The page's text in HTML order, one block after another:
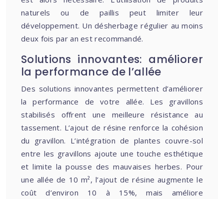
naturels ou de paillis peut limiter leur
développement. Un désherbage régulier au moins
deux fois par an est recommandé.
Solutions innovantes: améliorer
la performance de l’allée
Des solutions innovantes permettent d’améliorer
la performance de votre allée. Les gravillons
stabilisés offrent une meilleure résistance au
tassement. L’ajout de résine renforce la cohésion
du gravillon. L’intégration de plantes couvre-sol
entre les gravillons ajoute une touche esthétique
et limite la pousse des mauvaises herbes. Pour
une allée de 10 m², l’ajout de résine augmente le
coût d’environ 10 à 15%, mais améliore